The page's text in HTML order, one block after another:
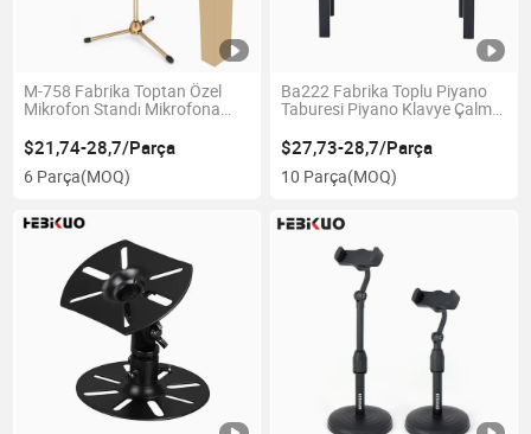
M-758 Fabrika Toptan Özel
Mikrofon Standı Mikrofona
$21,74-28,7/Parça
6 Parça(MOQ)
Ba222 Fabrika Toplu Piyano
Taburesi Piyano Klavye Çalma
$27,73-28,7/Parça
10 Parça(MOQ)